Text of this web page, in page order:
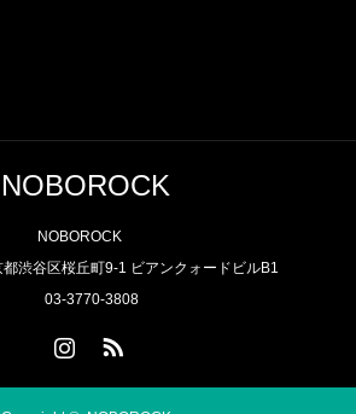
NOBOROCK
NOBOROCK
渋谷区桜丘町9-1 ビアンクォードビルB1
03-3770-3808